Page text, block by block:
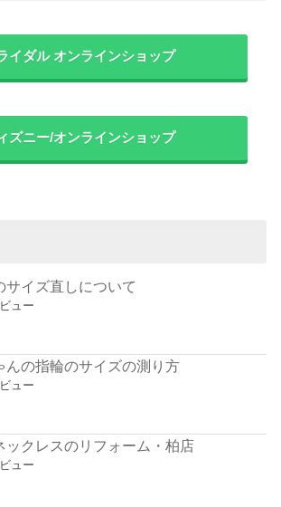
イダル オンラインショップ
ズニー/オンラインショップ
サイズ直しについて
ュー
んの指輪のサイズの測り方
ュー
ックレスのリフォーム・柏店
ュー